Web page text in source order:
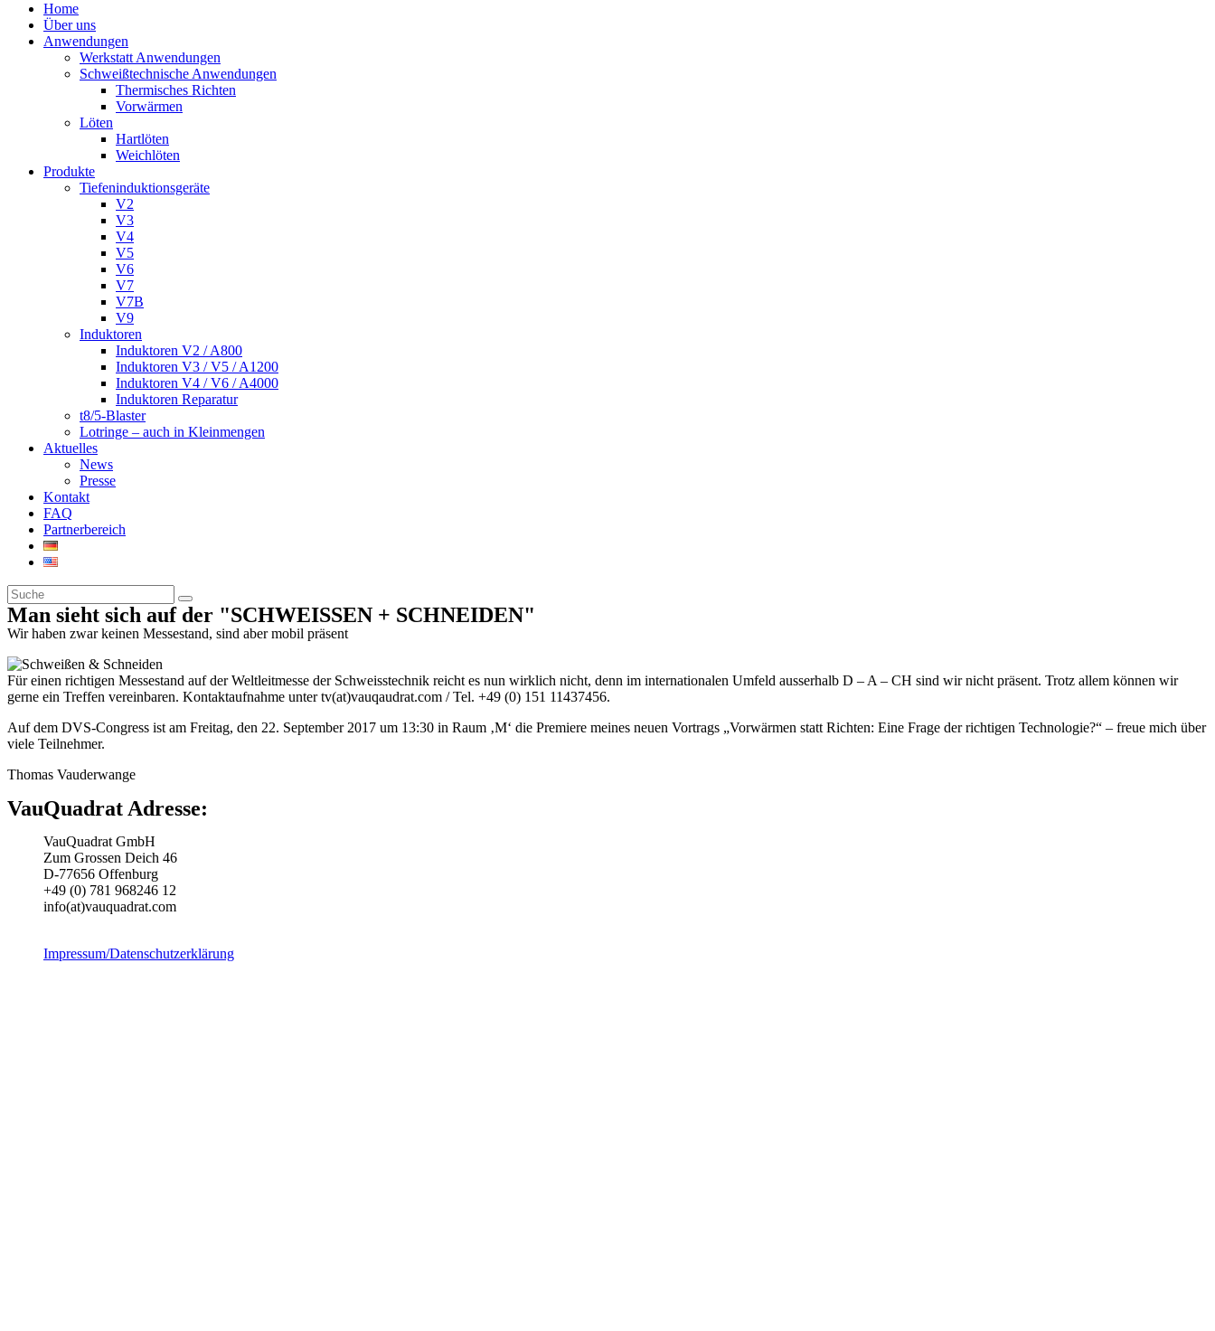
Home
Über uns
Anwendungen
Werkstatt Anwendungen
Schweißtechnische Anwendungen
Thermisches Richten
Vorwärmen
Löten
Hartlöten
Weichlöten
Produkte
Tiefeninduktionsgeräte
V2
V3
V4
V5
V6
V7
V7B
V9
Induktoren
Induktoren V2 / A800
Induktoren V3 / V5 / A1200
Induktoren V4 / V6 / A4000
Induktoren Reparatur
t8/5-Blaster
Lotringe – auch in Kleinmengen
Aktuelles
News
Presse
Kontakt
FAQ
Partnerbereich
Man sieht sich auf der "SCHWEISSEN + SCHNEIDEN"
Wir haben zwar keinen Messestand, sind aber mobil präsent
Für einen richtigen Messestand auf der Weltleitmesse der Schweisstechnik reicht es nun wirklich nicht, denn im internationalen Umfeld ausserhalb D – A – CH sind wir nicht präsent. Trotz allem können wir
gerne ein Treffen vereinbaren. Kontaktaufnahme untertv(at)vauqaudrat.com / Tel. +49 (0) 151 11437456.
Auf dem DVS-Congress ist am Freitag, den 22. September 2017 um 13:30 in Raum ‚M‘ die Premiere meines neuen Vortrags „Vorwärmen statt Richten: Eine Frage der richtigen Technologie?“ – freue mich über
viele Teilnehmer.
Thomas Vauderwange
VauQuadrat Adresse:
VauQuadrat GmbH
Zum Grossen Deich 46
D-77656 Offenburg
+49 (0) 781 968246 12
info(at)vauquadrat.com
Impressum/Datenschutzerklärung